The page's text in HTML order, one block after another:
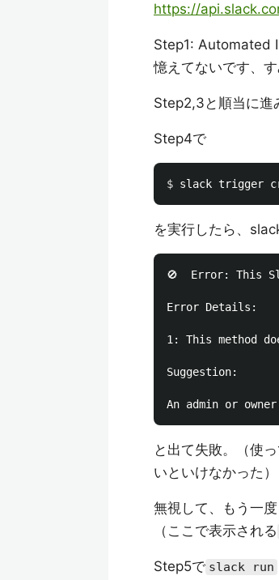
https://
Step1: Automated
憶えてないです、
Step2,3と順当に進
Step4で
$ slack trigger
を実行したら、
🚫  Error: This
Error Details:
1: This method
Suggestion:
と出て失敗。（使
いといけなかった）
無視して、もう一
（ここで表示される
Step5で slack run